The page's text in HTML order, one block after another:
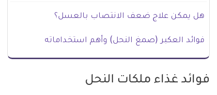
هل يمكن علاج ضعف الانتصاب بالعسل؟
فوائد العكبر (صمغ النحل) وأهم استخداماته
فوائد غذاء ملكات النحل